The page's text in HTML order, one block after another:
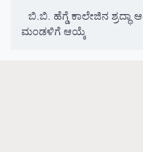
ಬಿ.ಬಿ. ಹೆಗ್ಡೆ ಕಾಲೇಜಿನ
ಮಂಡಳಿಗೆ ಆಯ್ಕೆ